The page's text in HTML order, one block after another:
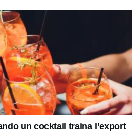
un cocktail traina l’export